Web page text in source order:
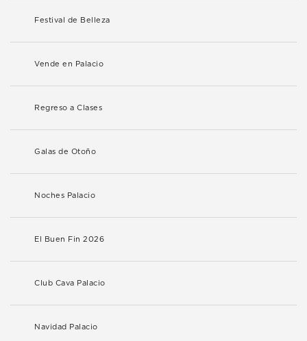
Festival de Belleza
Vende en Palacio
Regreso a Clases
Galas de Otoño
Noches Palacio
El Buen Fin 2026
Club Cava Palacio
Navidad Palacio